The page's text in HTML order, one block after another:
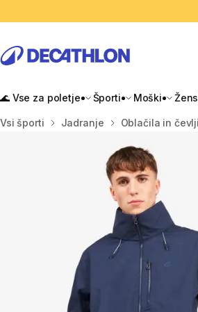
🌊 Vse za poletje Športi Moški
Domov
Vsi športi Jadranje Oblačila in